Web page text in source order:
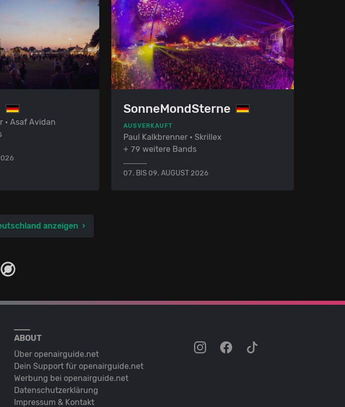
• Asaf Avidan
SonneMondSterne
AUSVERKAUFT
Paul Kalkbrenner • Skrillex
+ 79 weitere Bands
07. BIS 09. AUGUST 2026
anzeigen
ABOUT
Über openairguide.net
Dein Support für openairguide.net
Werbung bei openairguide.net
Datenschutz­erklärung
Impressum & Kontakt